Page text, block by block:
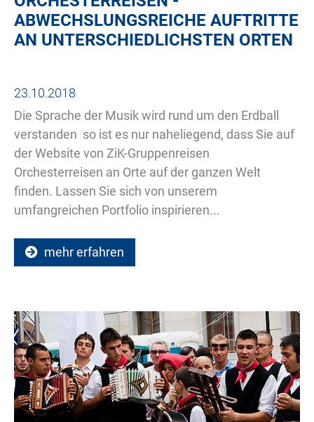
ABWECHSLUNGSREICHE AUFTRITTE
AN UNTERSCHIEDLICHSTEN ORTEN
23.10.2018
Die Sprache der Musik wird rund um den Erdball
verstanden  so ist es nur naheliegend, dass Sie auf
der Website von ZiK-Gruppenreisen
Orchesterreisen an Orte auf der ganzen Welt
finden. Lassen Sie sich von unserem
umfangreichen Portfolio inspirieren...
mehr erfahren